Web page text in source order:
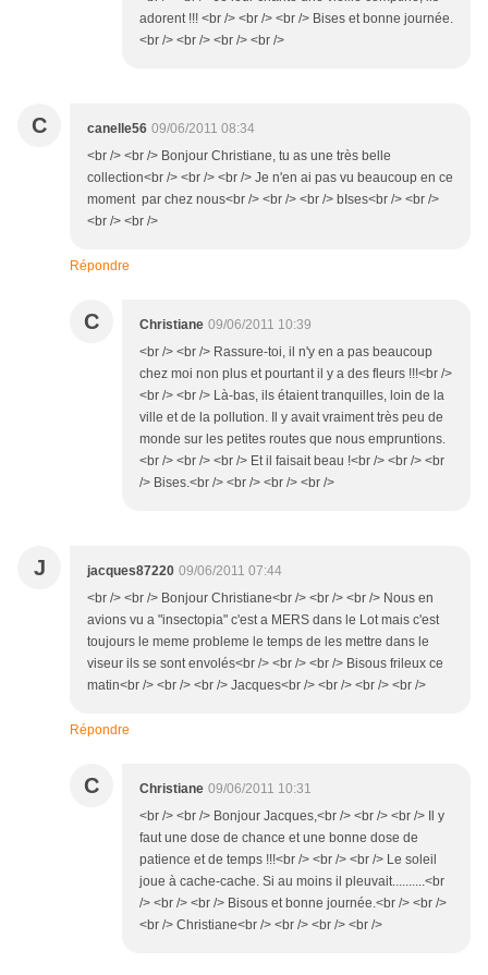
adorent !!! <br /> <br /> <br /> Bises et bonne journée.
<br /> <br /> <br /> <br />
C canelle56 09/06/2011 08:34
<br /> <br /> Bonjour Christiane, tu as une très belle
collection<br /> <br /> <br /> Je n'en ai pas vu beaucoup en ce
moment par chez nous<br /> <br /> <br /> bIses<br /> <br />
<br /> <br />
Répondre
C Christiane 09/06/2011 10:39
<br /> <br /> Rassure-toi, il n'y en a pas beaucoup
chez moi non plus et pourtant il y a des fleurs !!!<br />
<br /> <br /> Là-bas, ils étaient tranquilles, loin de la
ville et de la pollution. Il y avait vraiment très peu de
monde sur les petites routes que nous empruntions.
<br /> <br /> <br /> Et il faisait beau !<br /> <br /> <br
/> Bises.<br /> <br /> <br /> <br />
J jacques87220 09/06/2011 07:44
<br /> <br /> Bonjour Christiane<br /> <br /> <br /> Nous en
avions vu a "insectopia" c'est a MERS dans le Lot mais c'est
toujours le meme probleme le temps de les mettre dans le
viseur ils se sont envolés<br /> <br /> <br /> Bisous frileux ce
matin<br /> <br /> <br /> Jacques<br /> <br /> <br /> <br />
Répondre
C Christiane 09/06/2011 10:31
<br /> <br /> Bonjour Jacques,<br /> <br /> <br /> Il y
faut une dose de chance et une bonne dose de
patience et de temps !!!<br /> <br /> <br /> Le soleil
joue à cache-cache. Si au moins il pleuvait..........<br
/> <br /> <br /> Bisous et bonne journée.<br /> <br />
<br /> Christiane<br /> <br /> <br /> <br />